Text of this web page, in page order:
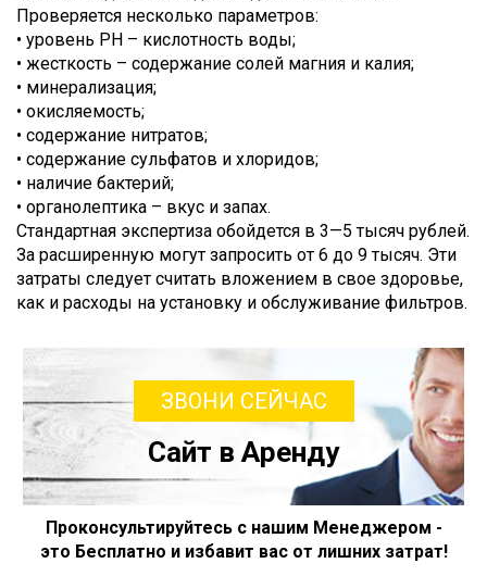
Проверяется несколько параметров:
• уровень PH – кислотность воды;
• жесткость – содержание солей магния и калия;
• минерализация;
• окисляемость;
• содержание нитратов;
• содержание сульфатов и хлоридов;
• наличие бактерий;
• органолептика – вкус и запах.
Стандартная экспертиза обойдется в 3—5 тысяч рублей.
За расширенную могут запросить от 6 до 9 тысяч. Эти
затраты следует считать вложением в свое здоровье,
как и расходы на установку и обслуживание фильтров.
ЗВОНИ СЕЙЧАС
Сайт в Аренду
Проконсультируйтесь с нашим Менеджером -
это Бесплатно и избавит вас от лишних затрат!